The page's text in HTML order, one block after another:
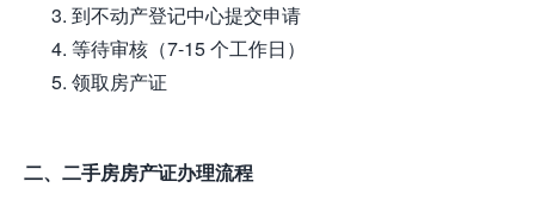
到不动产登记中心提交申请
等待审核（7-15 个工作日）
领取房产证
二、二手房房产证办理流程